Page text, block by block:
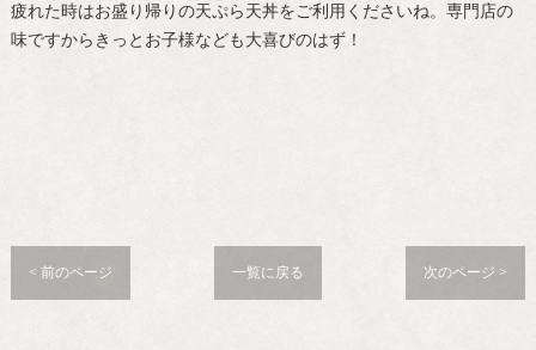
疲れた時はお盛り帰りの天ぷら天丼をご利用くださいね。専門店の
味ですからきっとお子様なども大喜びのはず！
< 前のページ 一覧に戻る 次のページ >